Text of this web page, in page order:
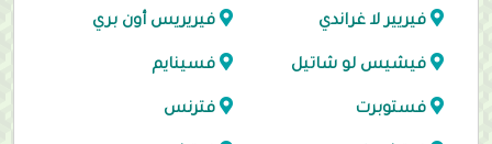
فيريير لا غراندي فيريريس أون بري
فيشيس لو شاتيل فسينايم
فستوبرت فترنس